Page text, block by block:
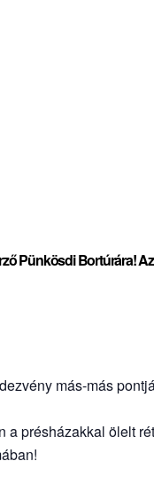
Pünkösdi Bortúrára!
más-más
a présházakkal ölelt